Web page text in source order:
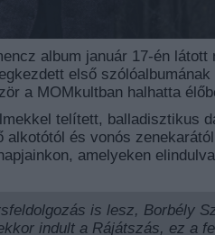
album január 17-én látott
első
a MOMkultban halhatta
telített, balladisztikus
és vonós
amelyeken
is lesz, Borbély
indult a Rájátszás, ez a